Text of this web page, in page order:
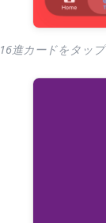
16進カードをタッ